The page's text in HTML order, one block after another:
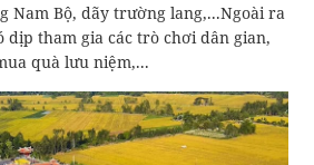
Nam Bộ, dãy trường lang,...Ngoài ra
dịp tham gia các trò chơi dân gian,
quà lưu niệm,...